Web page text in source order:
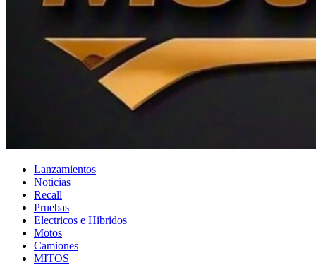
Lanzamientos
Noticias
Recall
Pruebas
Electricos e Hibridos
Motos
Camiones
MITOS